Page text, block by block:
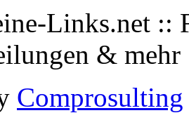
Links.net ::
&
Comprosulting